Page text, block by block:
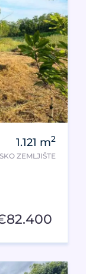
1.121 m2
ZEMLJIŠTE
82.400